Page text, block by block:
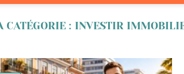
INVESTIR